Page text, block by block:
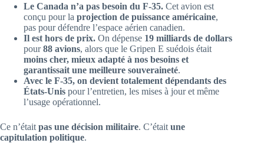
Le Canada n’a pas besoin du F-35. Cet avion est
conçu pour la projection de puissance américaine,
pas pour défendre l’espace aérien canadien.
Il est hors de prix. On dépense 19 milliards de dollars
pour88 avions, alors que le Gripen E suédois était
moins cher, mieux adapté à nos besoins et
garantissait une meilleure souveraineté.
Avec le F-35, on devient totalement dépendants des
États-Unis pour l’entretien, les mises à jour et même
l’usage opérationnel.
Ce n’était pas une décision militaire. C’était une
capitulation politique.